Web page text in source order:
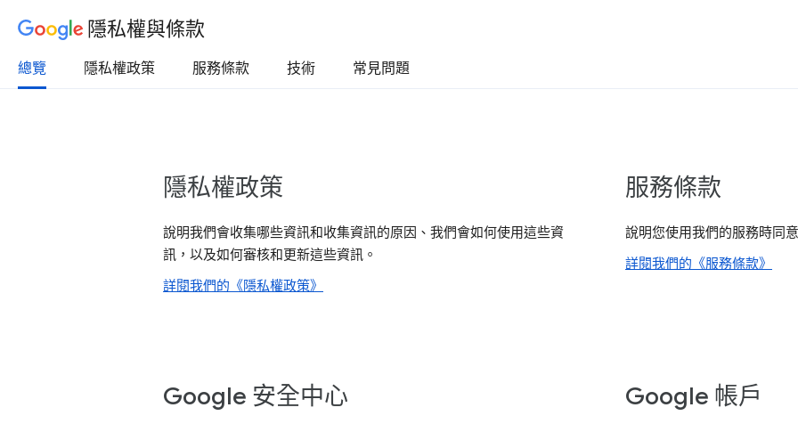
隱私權與條款
總覽 隱私權政策 服務條款 技術 常見問題
隱私權政策
說明我們會收集哪些資訊和收集資訊的原因、我們會如何使用這些資
訊，以及如何審核和更新這些資訊。
詳閱我們的《隱私權政策》
服務條款
說明您使用我們的服務時同
詳閱我們的《服務條款》
Google 安全中心 Google 帳戶